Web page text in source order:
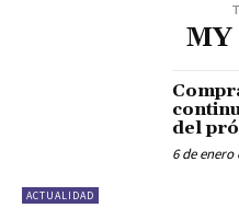
MY
ACTUALIDAD
del
6 de enero